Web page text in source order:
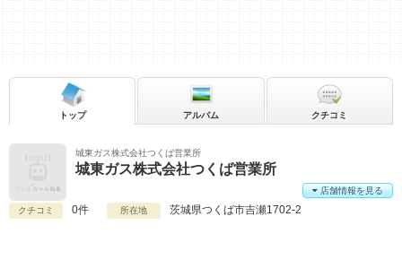
城東ガス株式会社つくば営業所
城東ガス株式会社つくば営業所
クチコミ 0件 所在地 茨城県つくば市吉瀬1702-2
店舗情報を見る
トップ アルバム クチコミ